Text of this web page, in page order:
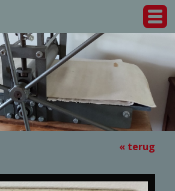
« terug